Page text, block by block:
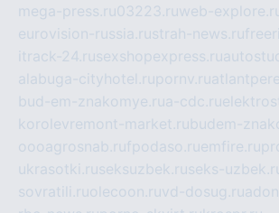
mega-press.ru03223.ruweb-
eurovision-russia.rustrah-news.ru
itrack-24.rusexshopexpress.ru
alabuga-cityhotel.rupornv.ru
bud-em-znakomye.rua-cdc.ru
korolevremont-market.rubudem-
oooagrosnab.rufpodaso.ruemfire.ru
ukrasotki.ruseksuzbek.ruseks-
sovratili.ruolecoon.ruvd-dosug.ru